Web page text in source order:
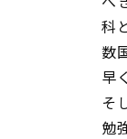
科
数
早
そ
勉